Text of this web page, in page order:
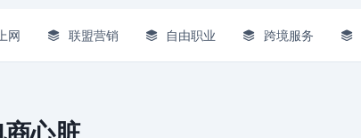
网 联盟营销 自由职业 跨境服务